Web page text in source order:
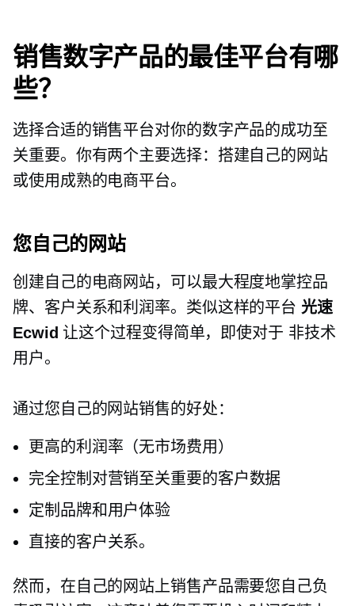
销售数字产品的最佳平台有哪
些？
选择合适的销售平台对你的数字产品的成功至
关重要。你有两个主要选择：搭建自己的网站
或使用成熟的电商平台。
您自己的网站
创建自己的电商网站，可以最大程度地掌控品
牌、客户关系和利润率。类似这样的平台 光速
Ecwid 让这个过程变得简单，即使对于 非技术
用户。
通过您自己的网站销售的好处：
更高的利润率（无市场费用）
完全控制对营销至关重要的客户数据
定制品牌和用户体验
直接的客户关系。
然而，在自己的网站上销售产品需要您自己负